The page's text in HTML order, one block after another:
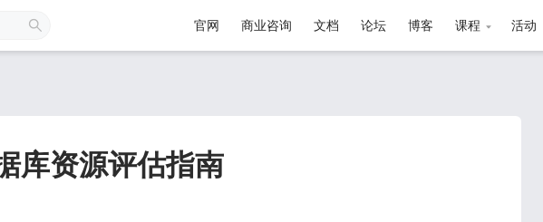
官网 商业咨询 文档 论坛 博客 课程 活动
库资源评估指南